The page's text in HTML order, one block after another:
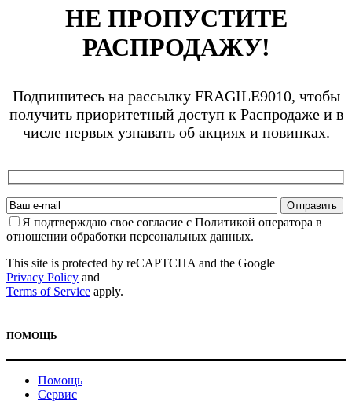
НЕ ПРОПУСТИТЕ
РАСПРОДАЖУ!
Подпишитесь на рассылку FRAGILE9010, чтобы
получить приоритетный доступ к Распродаже и в
числе первых узнавать об акциях и новинках.
Я подтверждаю свое согласие с Политикой оператора в
отношении обработки персональных данных.
This site is protected by reCAPTCHA and the Google
Privacy Policy and
Terms of Service apply.
ПОМОЩЬ
Помощь
Сервис